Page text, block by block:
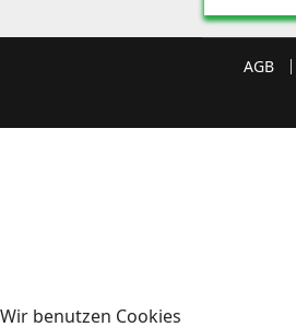
AGB
Wir benutzen Cookies